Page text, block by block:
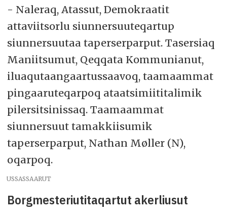
- Naleraq, Atassut, Demokraatit
attaviitsorlu siunnersuuteqartup
siunnersuutaa taperserparput. Tasersiaq
Maniitsumut, Qeqqata Kommunianut,
iluaqutaangaartussaavoq, taamaammat
pingaaruteqarpoq ataatsimiititalimik
pilersitsinissaq. Taamaammat
siunnersuut tamakkiisumik
taperserparput, Nathan Møller (N),
oqarpoq.
USSASSAARUT
Borgmesteriutitaqartut akerliusut